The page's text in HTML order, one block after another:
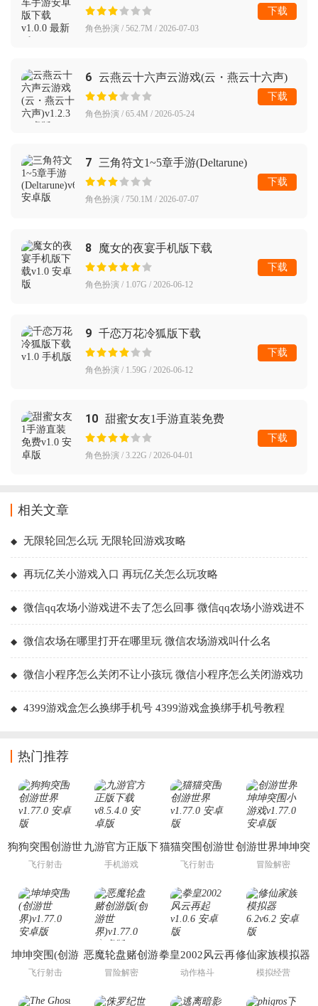
角色扮演 / 562.7M / 2026-07-03
下载
6 云燕云十六声云游戏(云・燕云十六声)
角色扮演 / 65.4M / 2026-05-24
下载
7 三角符文1~5章手游(Deltarune)
角色扮演 / 750.1M / 2026-07-07
下载
8 魔女的夜宴手机版下载
角色扮演 / 1.07G / 2026-06-12
下载
9 千恋万花冷狐版下载
角色扮演 / 1.59G / 2026-06-12
下载
10 甜蜜女友1手游直装免费
角色扮演 / 3.22G / 2026-04-01
下载
相关文章
无限轮回怎么玩 无限轮回游戏攻略
再玩亿关小游戏入口 再玩亿关怎么玩攻略
微信qq农场小游戏进不去了怎么回事 微信qq农场小游戏进不
微信农场在哪里打开在哪里玩 微信农场游戏叫什么名
微信小程序怎么关闭不让小孩玩 微信小程序怎么关闭游戏功
4399游戏盒怎么换绑手机号 4399游戏盒换绑手机号教程
热门推荐
狗狗突围创游世
界
飞行射击
九游官方正版下
载
手机游戏
猫猫突围创游世
界
飞行射击
创游世界坤坤突
围小游戏
冒险解密
坤坤突围(创游
世界)
飞行射击
恶魔轮盘赌创游
版(创游世界)
冒险解密
拳皇2002风云再
起
动作格斗
修仙家族模拟器
6.2
模拟经营